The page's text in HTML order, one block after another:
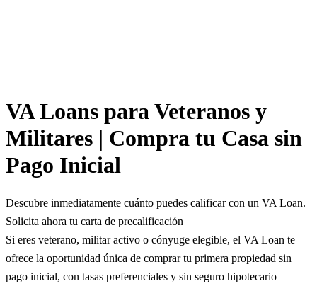
VA Loans para Veteranos y
Militares | Compra tu Casa sin
Pago Inicial
Descubre inmediatamente cuánto puedes calificar con un VA Loan.
Solicita ahora tu carta de precalificación
Si eres veterano, militar activo o cónyuge elegible, el VA Loan te
ofrece la oportunidad única de comprar tu primera propiedad sin
pago inicial, con tasas preferenciales y sin seguro hipotecario